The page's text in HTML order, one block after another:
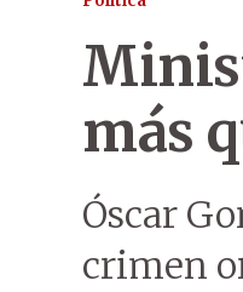
más
Óscar
crimen